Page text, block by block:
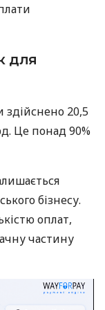
для
здійснено 20,5
Це понад 90%
бізнесу.
оплат,
частину